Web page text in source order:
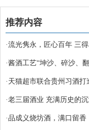
推荐内容
·流光隽永，匠心百年 三
·酱酒工艺“坤沙、碎沙、
· 天猫超市联合贵州习酒
·老三届酒业 充满历史的
·品成义烧坊酒，满口留香